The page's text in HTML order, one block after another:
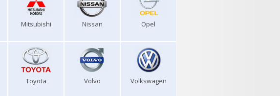
Mitsubishi Nissan Opel
Toyota Volvo Volkswagen